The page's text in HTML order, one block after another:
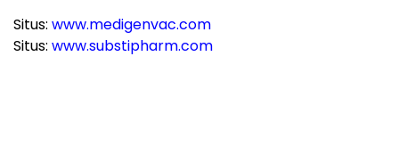
Situs: www.medigenvac.com
Situs: www.substipharm.com